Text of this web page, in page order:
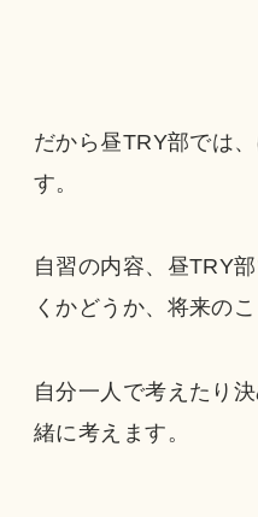
だから昼TRY部では
す。
自習の内容、昼TRY
くかどうか、将来のこ
自分一人で考えたり
緒に考えます。